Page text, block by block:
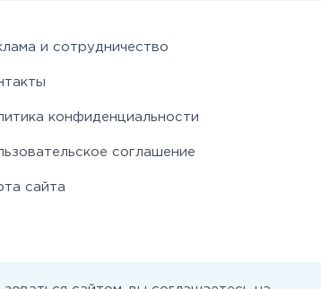
и сотрудничество
конфиденциальности
соглашение
сайта